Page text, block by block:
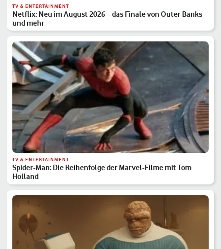
TV & ENTERTAINMENT
Netflix: Neu im August 2026 – das Finale von Outer Banks
und mehr
TV & ENTERTAINMENT
Spider-Man: Die Reihenfolge der Marvel-Filme mit Tom
Holland